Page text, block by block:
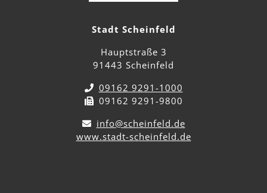
Stadt Scheinfeld
Hauptstraße 3
91443 Scheinfeld
09162 9291-1000
09162 9291-9800
info@scheinfeld.de
www.stadt-scheinfeld.de